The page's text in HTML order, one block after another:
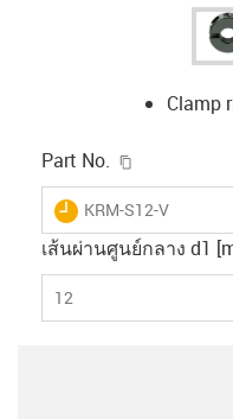
Clamp
Part No.
igus-icon-lieferzeit
KRM-S12-V
เส้นผ่านศูนย์กลาง d1
12